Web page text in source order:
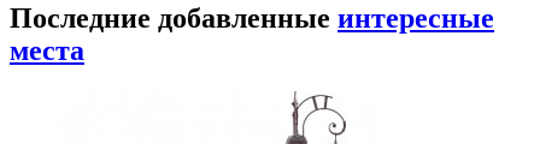
Последние добавленные интересные
места